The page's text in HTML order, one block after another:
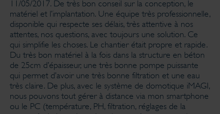
11/05/2017. De très bon conseil sur la conception, le
matériel et l’implantation. Une équipe très professionnelle,
disponible qui respecte ses délais, très attentive à nos
attentes, nos questions, avec toujours une solution. Ce
qui simplifie les choses. Le chantier était propre et rapide.
Du très bon matériel à la fois dans la structure en béton
de 25cm d’épaisseur, une très bonne pompe puissante
qui permet d’avoir une très bonne filtration et une eau
très claire. De plus, avec le système de domotique iMAGI,
nous pouvons tout gérer à distance via mon smartphone
ou le PC (température, PH, filtration, réglages de la